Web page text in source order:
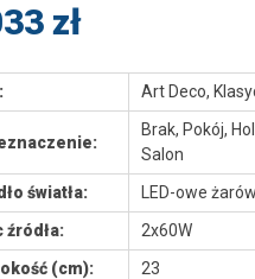
zł
Art Deco,
Brak, Pokój,
Salon
światła:
LED-owe
źródła:
2x60W
(cm):
23